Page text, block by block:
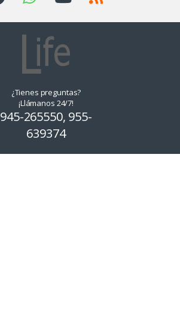
¿Tienes preguntas?
¡Llámanos 24/7!
945-265550, 955-
639374